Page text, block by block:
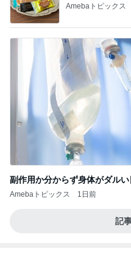
Amebaトピックス
副作用か分からず身体がダルい
Amebaトピックス 1日前
記